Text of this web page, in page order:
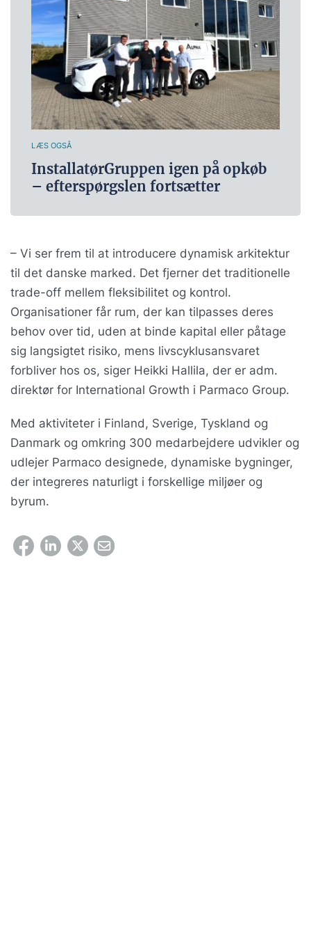
LÆS OGSÅ
InstallatørGruppen igen på opkøb
– efterspørgslen fortsætter
– Vi ser frem til at introducere dynamisk arkitektur
til det danske marked. Det fjerner det traditionelle
trade-off mellem fleksibilitet og kontrol.
Organisationer får rum, der kan tilpasses deres
behov over tid, uden at binde kapital eller påtage
sig langsigtet risiko, mens livscyklusansvaret
forbliver hos os, siger Heikki Hallila, der er adm.
direktør for International Growth i Parmaco Group.
Med aktiviteter i Finland, Sverige, Tyskland og
Danmark og omkring 300 medarbejdere udvikler og
udlejer Parmaco designede, dynamiske bygninger,
der integreres naturligt i forskellige miljøer og
byrum.